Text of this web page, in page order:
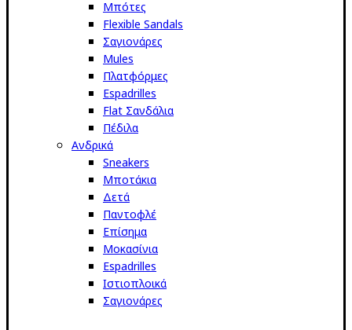
Μπότες
Flexible Sandals
Σαγιονάρες
Mules
Πλατφόρμες
Espadrilles
Flat Σανδάλια
Πέδιλα
Ανδρικά
Sneakers
Μποτάκια
Δετά
Παντοφλέ
Επίσημα
Μοκασίνια
Espadrilles
Ιστιοπλοικά
Σαγιονάρες